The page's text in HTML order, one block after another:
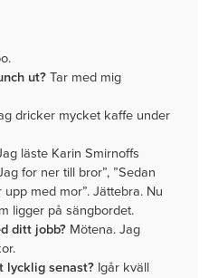
ut? Tar med mig
dricker mycket kaffe under
läste Karin Smirnoffs
for ner till bror”, ”Sedan
med mor”. Jättebra. Nu
ligger på sängbordet.
ditt jobb? Mötena. Jag
lycklig senast? Igår kväll